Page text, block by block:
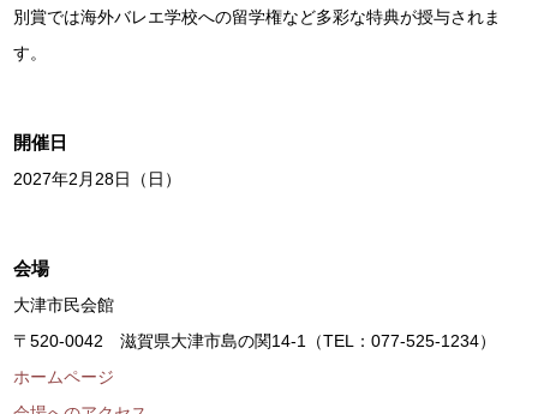
別賞では海外バレエ学校への留学権など多彩な特典が授与されま
す。
開催日
2027年2月28日（日）
会場
大津市民会館
〒520-0042 滋賀県大津市島の関14-1（TEL：077-525-1234）
ホームページ